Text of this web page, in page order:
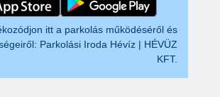
itt a parkolás működéséről és
Parkolási Iroda Hévíz | HÉVÜZ
KFT.